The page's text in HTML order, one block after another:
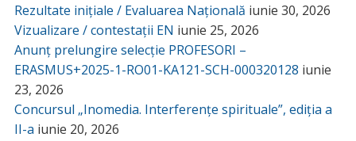
Rezultate inițiale / Evaluarea Națională iunie 30, 2026
Vizualizare / contestații EN iunie 25, 2026
Anunț prelungire selecție PROFESORI –
ERASMUS+2025-1-RO01-KA121-SCH-000320128 iunie
23, 2026
Concursul „Inomedia. Interferențe spirituale”, ediția a
II-a iunie 20, 2026